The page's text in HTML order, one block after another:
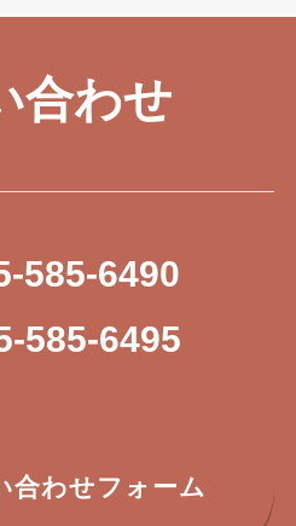
合わせ
585-6490
585-6495
合わせフォーム